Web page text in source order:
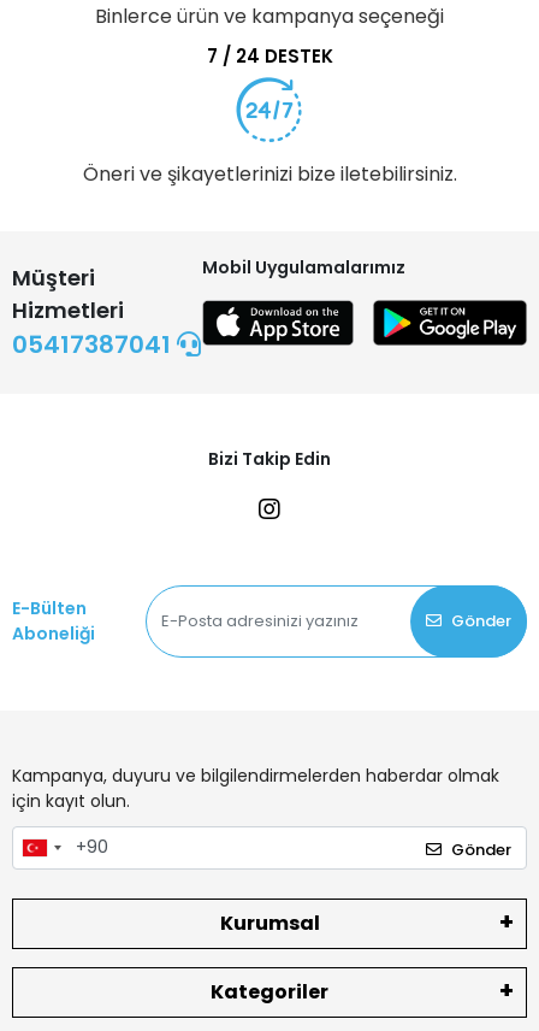
Binlerce ürün ve kampanya seçeneği
7 / 24 DESTEK
Öneri ve şikayetlerinizi bize iletebilirsiniz.
Müşteri
Hizmetleri
05417387041
Mobil Uygulamalarımız
Bizi Takip Edin
E-Bülten
Aboneliği
Gönder
Kampanya, duyuru ve bilgilendirmelerden haberdar olmak
için kayıt olun.
Gönder
Kurumsal
Kategoriler